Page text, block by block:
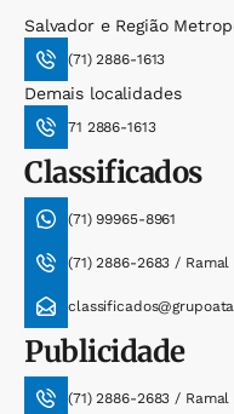
Salvador e Região
(71) 2886-1613
Demais localidades
71 2886-1613
Classificados
(71) 99965-8961
(71) 2886-2683 / Ramal
Publicidade
(71) 2886-2683 / Ramal